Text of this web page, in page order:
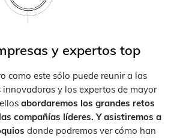
y expertos top
como este sólo puede reunir a las
innovadoras y los expertos de mayor
abordaremos los grandes retos
compañías líderes. Y asistiremos a
donde podremos ver cómo han